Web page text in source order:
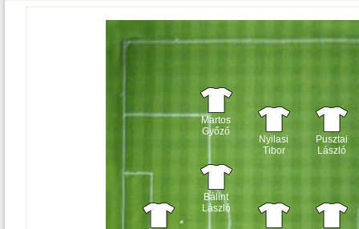
Martos
Győző
Bálint
László
Nyilasi
Tibor
Pusztai
László